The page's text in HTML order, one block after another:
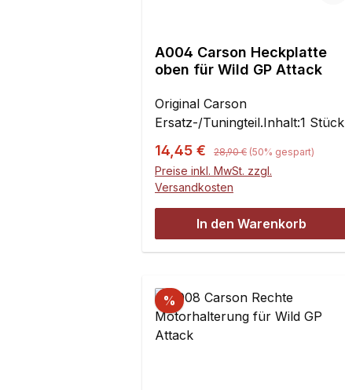
A004 Carson Heckplatte
oben für Wild GP Attack
Original Carson
Ersatz-/Tuningteil.Inhalt:1 Stück
Verkaufspreis:
14,45 € Regulärer Preis:
28,90 € (50% gespart)
Preise inkl. MwSt. zzgl.
Versandkosten
In den Warenkorb
%